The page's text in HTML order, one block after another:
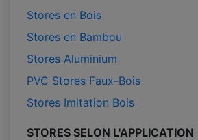
Stores en Bois
Stores en Bambou
Stores Aluminium
PVC Stores Faux-Bois
Stores Imitation Bois
STORES SELON L'APPLICATION